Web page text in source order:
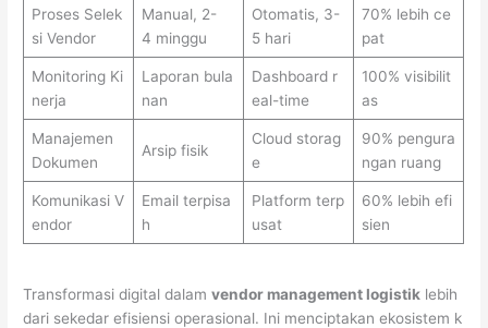
Proses Selek
si Vendor
Manual, 2-
4 minggu
Otomatis, 3-
5 hari
70% lebih ce
pat
Monitoring Ki
nerja
Laporan bula
nan
Dashboard r
eal-time
100% visibilit
as
Manajemen
Dokumen
Arsip fisik
Cloud storag
e
90% pengura
ngan ruang
Komunikasi V
endor
Email terpisa
h
Platform terp
usat
60% lebih efi
sien
Transformasi digital dalamvendor management logistik lebih
dari sekedar efisiensi operasional. Ini menciptakan ekosistem k